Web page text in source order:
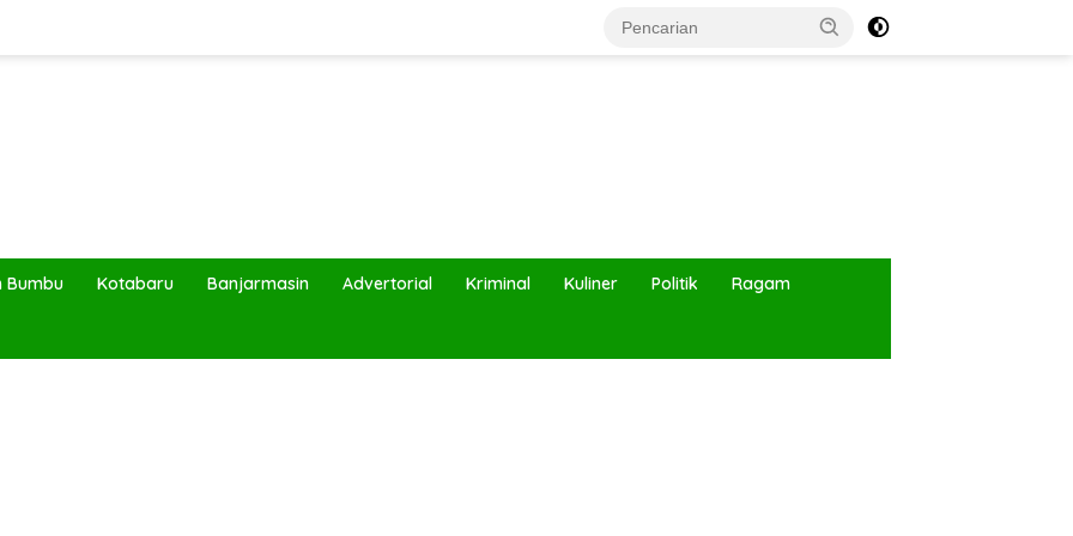
Bumbu Kotabaru Banjarmasin Advertorial Kriminal Kuliner Politik Ragam